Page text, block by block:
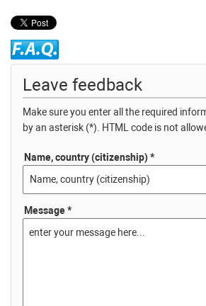
Leave feedback
Make sure you enter all the required
by an asterisk (*). HTML code is not
Name, country (citizenship) *
Message *